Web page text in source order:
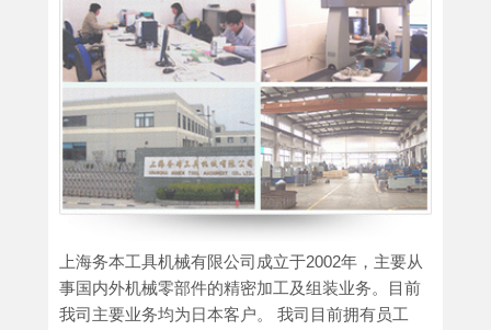
上海务本工具机械有限公司成立于2002年，主要从
事国内外机械零部件的精密加工及组装业务。目前
我司主要业务均为日本客户。 我司目前拥有员工